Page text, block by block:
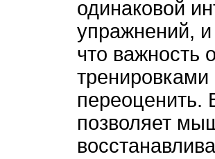
одинаковой
упражнений,
что важность
переоценить.
позволяет